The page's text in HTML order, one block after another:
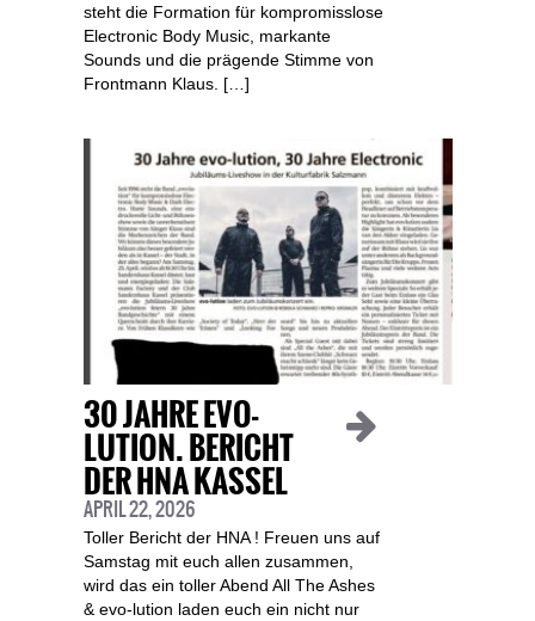
steht die Formation für kompromisslose
Electronic Body Music, markante
Sounds und die prägende Stimme von
Frontmann Klaus. […]
30 JAHRE EVO-
LUTION. BERICHT
DER HNA KASSEL
APRIL 22, 2026
Toller Bericht der HNA ! Freuen uns auf
Samstag mit euch allen zusammen,
wird das ein toller Abend All The Ashes
& evo-lution laden euch ein nicht nur